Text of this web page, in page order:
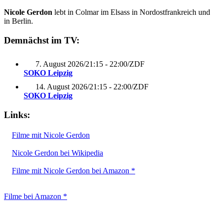
Nicole Gerdon lebt in Colmar im Elsass in Nordostfrankreich und
in Berlin.
Demnächst im TV:
7. August 2026/21:15 - 22:00/ZDF
SOKO Leipzig
14. August 2026/21:15 - 22:00/ZDF
SOKO Leipzig
Links:
Filme mit Nicole Gerdon
Nicole Gerdon bei Wikipedia
Filme mit Nicole Gerdon bei Amazon *
Filme bei Amazon *